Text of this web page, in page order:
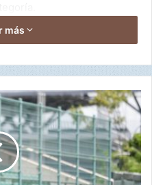
recortes que ha
entre ellas, el
y Emmanuel Herrera por
Pimentel y Jorge
ante Venezuela en
U18 de Taiwán.
más